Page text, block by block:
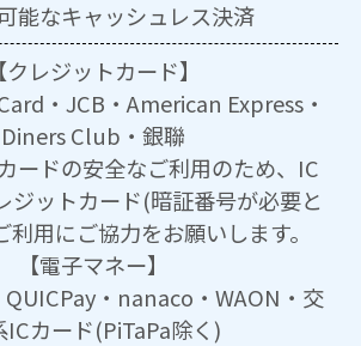
能なキャッシュレス決済
【クレジットカード】
・JCB・American Express・
Diners Club・銀聯
ードの安全なご利用のため、IC
ジットカード(暗証番号が必要と
利用にご協力をお願いします。
【電子マネー】
・nanaco・WAON・交
ICカード(PiTaPa除く)